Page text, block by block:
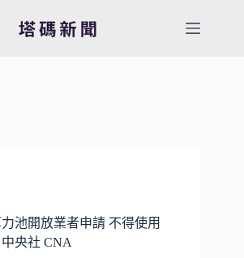
池開放業者申請 不得使用
中央社 CNA